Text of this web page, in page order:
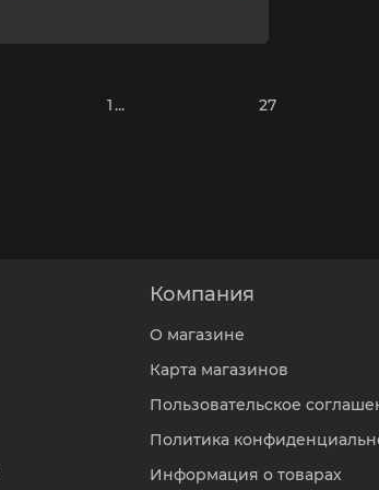
1 ... 27
Компания
О магазине
Карта магазинов
Пользовательское
Политика
Информация о товарах